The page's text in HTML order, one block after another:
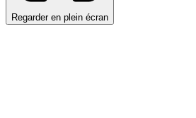
Regarder en plein écran